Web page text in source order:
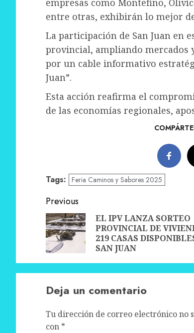
empresas como Montefino,
entre otras, exhibirán lo mejor
La participación de San Juan en
provincial, ampliando mercados
por un cable informativo
Juan”.
Esta acción reafirma el
de las economías regionales,
Tags: Feria Caminos y Sabores 2025
Post
navigation
Previous
EL IPV LANZA SORTEO
PROVINCIAL DE
219 CASAS
SAN JUAN
Deja un comentario
Tu dirección de correo electrónico no
con *